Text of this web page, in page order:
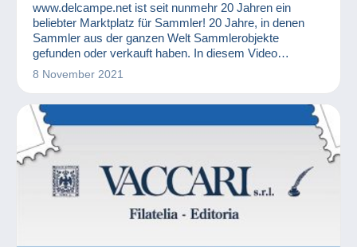
www.delcampe.net ist seit nunmehr 20 Jahren ein
beliebter Marktplatz für Sammler! 20 Jahre, in denen
Sammler aus der ganzen Welt Sammlerobjekte
gefunden oder verkauft haben. In diesem Video
berichtet Ihnen Delcampe von seiner Entwicklung – von
Marktplatz, der jeden Monat von einer Million Sammlern
rund um den Globus genutzt wird.
8 November 2021